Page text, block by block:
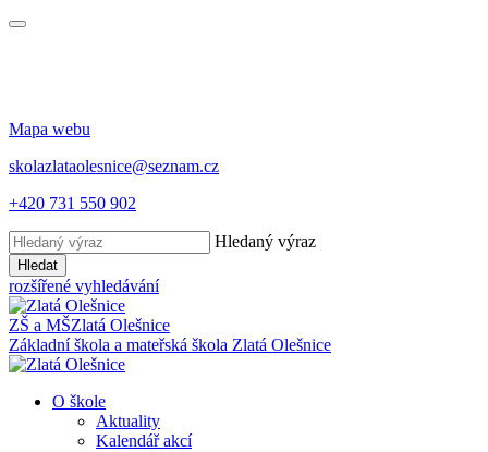
Mapa webu
skolazlataolesnice@seznam.cz
+420 731 550 902
Hledaný výraz
Hledat
rozšířené vyhledávání
ZŠ a MŠZlatá Olešnice
Základní škola a mateřská škola Zlatá Olešnice
O škole
Aktuality
Kalendář akcí